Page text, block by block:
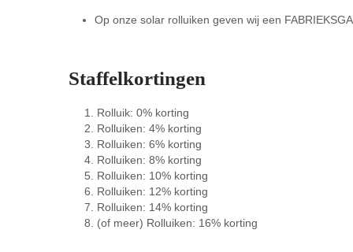
Op onze solar rolluiken geven wij een
Staffelkortingen
Rolluik: 0% korting
Rolluiken: 4% korting
Rolluiken: 6% korting
Rolluiken: 8% korting
Rolluiken: 10% korting
Rolluiken: 12% korting
Rolluiken: 14% korting
(of meer) Rolluiken: 16% korting